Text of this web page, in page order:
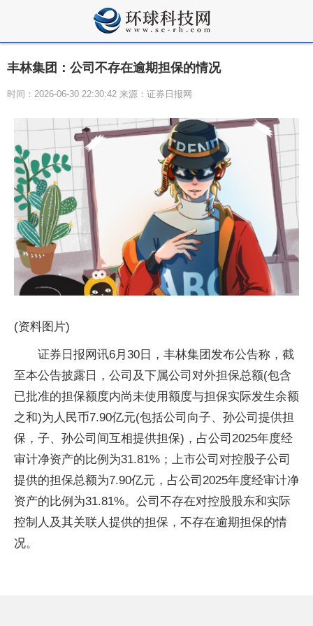
丰林集团：公司不存在逾期担保的情况
时间：2026-06-30 22:30:42 来源：证券日报网
(资料图片)
证券日报网讯6月30日，丰林集团发布公告称，截
至本公告披露日，公司及下属公司对外担保总额(包含
已批准的担保额度内尚未使用额度与担保实际发生余额
之和)为人民币7.90亿元(包括公司向子、孙公司提供担
保，子、孙公司间互相提供担保)，占公司2025年度经
审计净资产的比例为31.81%；上市公司对控股子公司
提供的担保总额为7.90亿元，占公司2025年度经审计净
资产的比例为31.81%。公司不存在对控股股东和实际
控制人及其关联人提供的担保，不存在逾期担保的情
况。